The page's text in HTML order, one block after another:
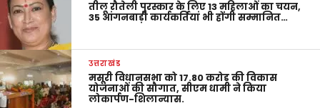
तीलू रौतेली पुरस्कार के लिए 13 महिलाओं का चयन,
35 आंगनबाड़ी कार्यकर्तियां भी होंगी सम्मानित…
उत्तराखंड
मसूरी विधानसभा को 17.80 करोड़ की विकास
योजनाओं की सौगात, सीएम धामी ने किया
लोकार्पण-शिलान्यास.